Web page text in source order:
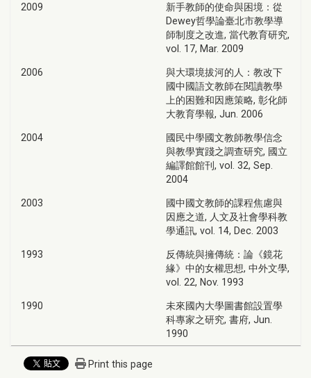
2009
新手教師的使命與困境：從
Dewey哲學論臺北市教學導
師制度之改進, 當代教育研究,
vol. 17, Mar. 2009
2006
與大環境拔河的人：教改下
國中國語文教師在閱讀教學
上的困難和因應策略, 彰化師
大教育學報, Jun. 2006
2004
國民中學國文教師教學信念
與教學實踐之調查研究, 國立
編譯館館刊, vol. 32, Sep.
2004
2003
國中國文教師的課程焦慮與
因應之道, 人文及社會學科教
學通訊, vol. 14, Dec. 2003
1993
反傳統與擁傳統：論《鏡花
緣》中的女權思想, 中外文學,
vol. 22, Nov. 1993
1990
未來國內大學圖書館設置學
科專家之研究, 書府, Jun.
1990
Print this page